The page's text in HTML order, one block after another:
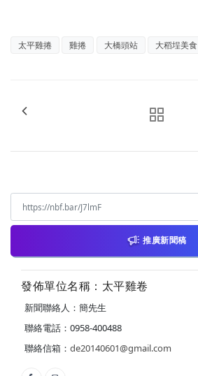
太平雞捲 雞捲 大橋頭站 大稻埕美食
推廣新聞稿
發佈單位名稱：太平雞卷
新聞聯絡人：簡先生
聯絡電話：0958-400488
聯絡信箱： de20140601@gmail.com